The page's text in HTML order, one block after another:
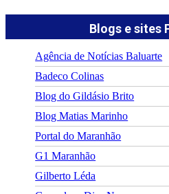
Blogs e sites
Agência de Notícias Baluarte
Badeco Colinas
Blog do Gildásio Brito
Blog Matias Marinho
Portal do Maranhão
G1 Maranhão
Gilberto Léda